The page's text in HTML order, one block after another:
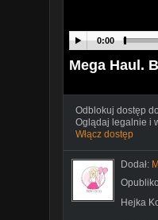
0:00
Mega Haul.
Odblokuj dostęp
Oglądaj legalnie i
Włącz dostęp
Dodał:
Hejka